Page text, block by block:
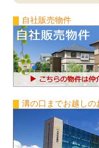
自社販売物件
溝の口までお越しの